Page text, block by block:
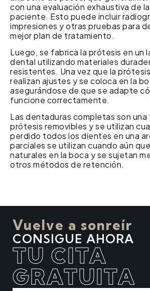
con una evaluación exhaustiva de
paciente. Esto puede incluir
impresiones y otras pruebas para
mejor plan de tratamiento.
Luego, se fabrica la prótesis en un
dental utilizando materiales
resistentes. Una vez que la
realizan ajustes y se coloca en la
asegurándose de que se adapte
funcione correctamente.
Las dentaduras completas son una
prótesis removibles y se utilizan
perdido todos los dientes en una
parciales se utilizan cuando aún
naturales en la boca y se sujetan
otros métodos de retención.
Vuelve a sonreír
CONSIGUE AHORA
TU CITA
GRATUITA